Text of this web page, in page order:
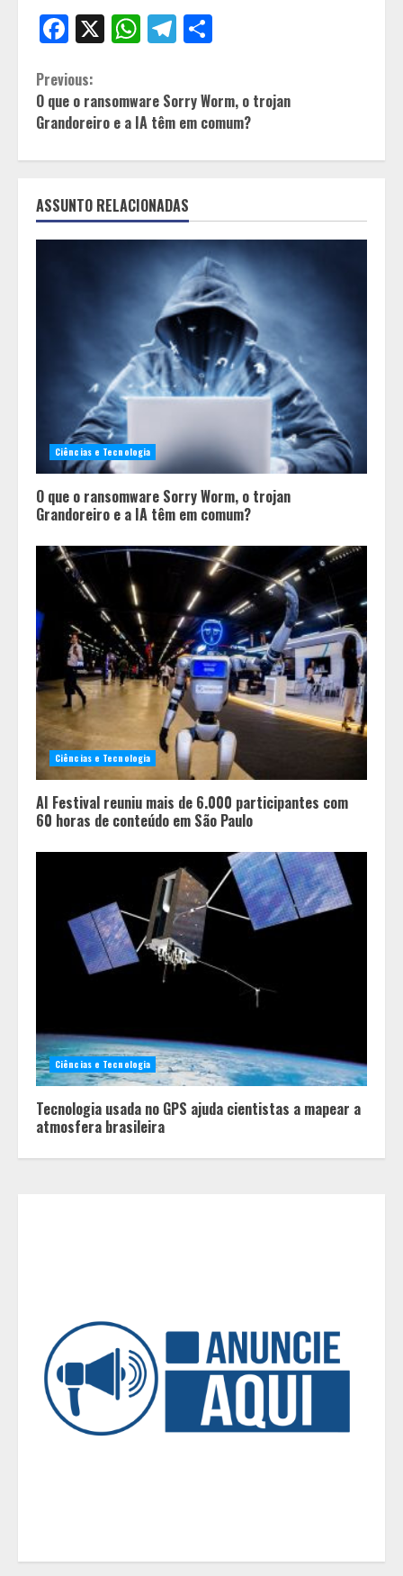
Facebook
X WhatsApp
Telegram
Continue
Reading
Previous:
O que o ransomware Sorry Worm, o trojan
Grandoreiro e a IA têm em comum?
ASSUNTO RELACIONADAS
Ciências e Tecnologia
O que o ransomware Sorry Worm, o trojan
Grandoreiro e a IA têm em comum?
Ciências e Tecnologia
AI Festival reuniu mais de 6.000 participantes com
60 horas de conteúdo em São Paulo
Ciências e Tecnologia
Tecnologia usada no GPS ajuda cientistas a mapear a
atmosfera brasileira
Em ato pelo fim do feminicídio,
Cristo Redentor se iluminou na cor
A ordem dos alimentos importa.
Mas nem sempre da mesma forma
5
de vestuário, lista reúne diversas
opções para presentear neste Dia
dos Pais